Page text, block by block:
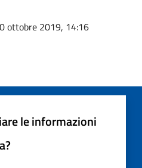
ottobre 2019, 14:16
le informazioni